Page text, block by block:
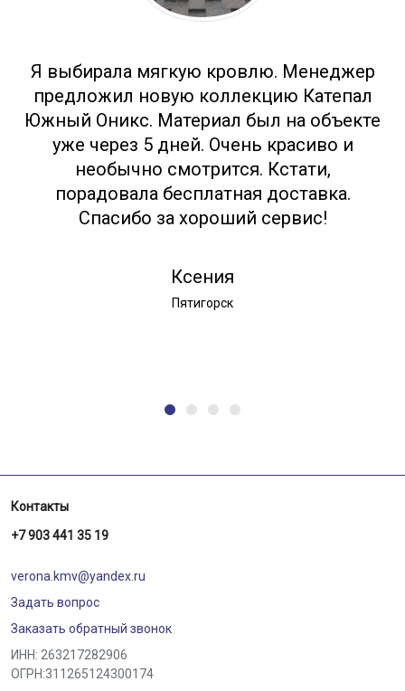
Я выбирала мягкую кровлю. Менеджер
предложил новую коллекцию Катепал
Южный Оникс. Материал был на объекте
уже через 5 дней. Очень красиво и
необычно смотрится. Кстати,
порадовала бесплатная доставка.
Спасибо за хороший сервис!
Ксения
Пятигорск
Контакты
+7 903 441 35 19
verona.kmv@yandex.ru
Задать вопрос
Заказать обратный звонок
ИНН: 263217282906
ОГРН:311265124300174